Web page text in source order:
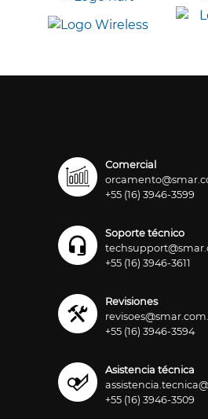
Comercial
+55 (16) 3946-3599
Soporte técnico
+55 (16) 3946-3611
Revisiones
+55 (16) 3946-3594
Asistencia técnica
+55 (16) 3946-3509